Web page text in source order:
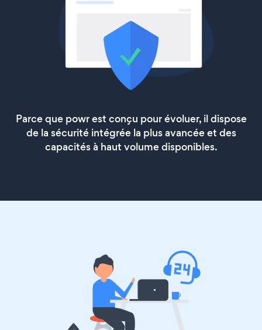
Parce que powr est conçu pour évoluer, il dispose
de la sécurité intégrée la plus avancée et des
capacités à haut volume disponibles.